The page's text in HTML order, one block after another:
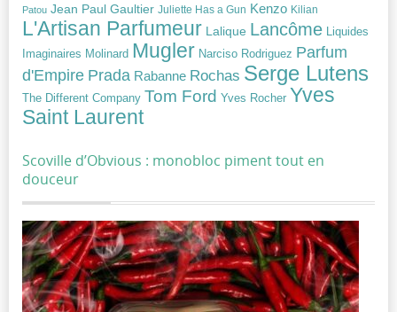
Patou Jean Paul Gaultier Juliette Has a Gun Kenzo Kilian
L'Artisan Parfumeur Lalique Lancôme
Liquides
Imaginaires Molinard Mugler Narciso Rodriguez Parfum
d'Empire Prada Rabanne Rochas Serge Lutens
The Different Company Tom Ford Yves Rocher Yves
Saint Laurent
Scoville d’Obvious : monobloc piment tout en
douceur